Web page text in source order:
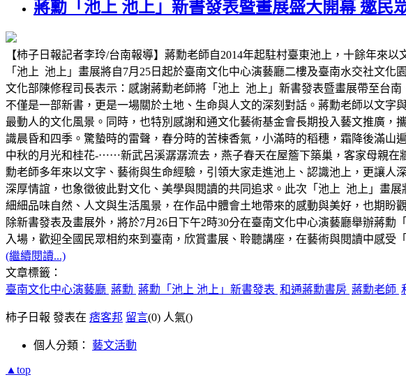
蔣勳「池上 池上」新書發表暨畫展盛大開幕 邀民
【柿子日報記者李玲/台南報導】蔣勳老師自2014年起駐村臺東池上，十餘年來
「池上 池上」畫展將自7月25日起於臺南文化中心演藝廳二樓及臺南水交社文
文化部陳修程司長表示：感謝蔣勳老師將「池上 池上」新書發表暨畫展帶至台
不僅是一部新書，更是一場關於土地、生命與人文的深刻對話。蔣勳老師以文
最動人的文化風景。同時，也特別感謝和通文化藝術基金會長期投入藝文推廣
識晨昏和四季。驚蟄時的雷聲，春分時的苦楝香氣，小滿時的稻穗，霜降後滿
中秋的月光和桂花-⋯⋯新武呂溪潺潺流去，燕子春天在屋簷下築巢，客家母親
勳老師多年來以文字、藝術與生命經驗，引領大家走進池上、認識池上，更讓
深厚情誼，也象徵彼此對文化、美學與閱讀的共同追求。此次「池上 池上」畫
細細品味自然、人文與生活風景，在作品中體會土地帶來的感動與美好，也期
除新書發表及畫展外，將於7月26日下午2時30分在臺南文化中心演藝廳舉辦蔣
入場，歡迎全國民眾相約來到臺南，欣賞畫展、聆聽講座，在藝術與閱讀中感受
(繼續閱讀...)
文章標籤：
臺南文化中心演藝廳 蔣勳 蔣勳「池上 池上」新書發表 和通蔣勳書房 蔣勳老師
柿子日報 發表在 痞客邦 留言(0) 人氣()
個人分類： 藝文活動
▲top